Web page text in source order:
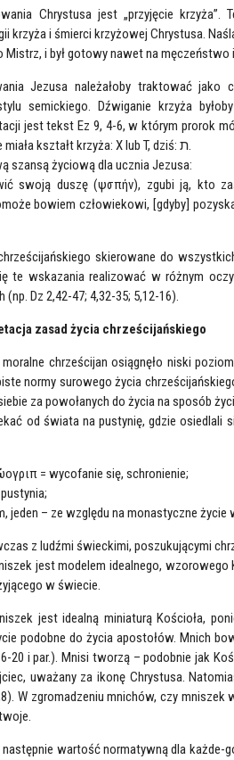
Chrystusa jest „przyjęcie krzyża”.
krzyża i śmierci krzyżowej Chrystusa.
Mistrz, i był gotowy nawet na męczeństwo
Jezusa należałoby traktować jako
semickiego. Dźwiganie krzyża
jest tekst Ez 9, 4-6, w którym prorok
Jahwe. Litera Tau pierwotnie miała kształt krzyża: X lub T, dziś: ת.
szansą życiową dla ucznia Jezusa:
swoją duszę (ψσπήv), zgubi ją, kto
bowiem człowiekowi, [gdyby]
skierowane do
te wskazania realizować w różnym
Dz 2,42-47; 4,32-35; 5,12-16).
zasad życia chrześcijańskiego
chrześcijan osiągnęło niski
normy surowego życia
za powołanych do życia na sposób
od świata na pustynię, gdzie osiedlali
= wycofanie się, schronienie;
jeden – ze względu na monastyczne
z ludźmi świeckimi, poszukującymi
jest modelem idealnego,
w świecie.
jest idealną miniaturą Kościoła,
podobne do życia apostołów. Mnich
20 i par.). Mnisi tworzą – podobnie jak
uważany za ikonę Chrystusa.
W zgromadzeniu mnichów, czy
wartość normatywną dla każde-